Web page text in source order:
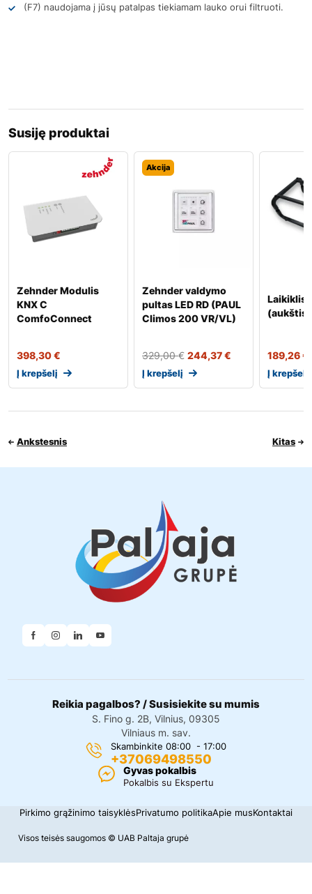
(F7) naudojama į jūsų patalpas tiekiamam lauko orui filtruoti.
Susiję produktai
Zehnder Modulis
KNX C
ComfoConnect
398,30€
Į krepšelį
Akcija
Zehnder valdymo
pultas LED RD (PAUL
Climos 200 VR/VL)
329,00€ 244,37€
Į krepšelį
Laikiklis
(aukštis
189,26€
Į krepšelį
Ankstesnis Kitas
Reikia pagalbos? / Susisiekite su mumis
S. Fino g. 2B, Vilnius, 09305
Vilniaus m. sav.
Skambinkite 08:00 - 17:00
+37069498550
Gyvas pokalbis
Pokalbis su Ekspertu
Visos teisės saugomos © UAB Paltaja grupė
Pirkimo grąžinimo taisyklėsPrivatumo politikaApie musKontaktai